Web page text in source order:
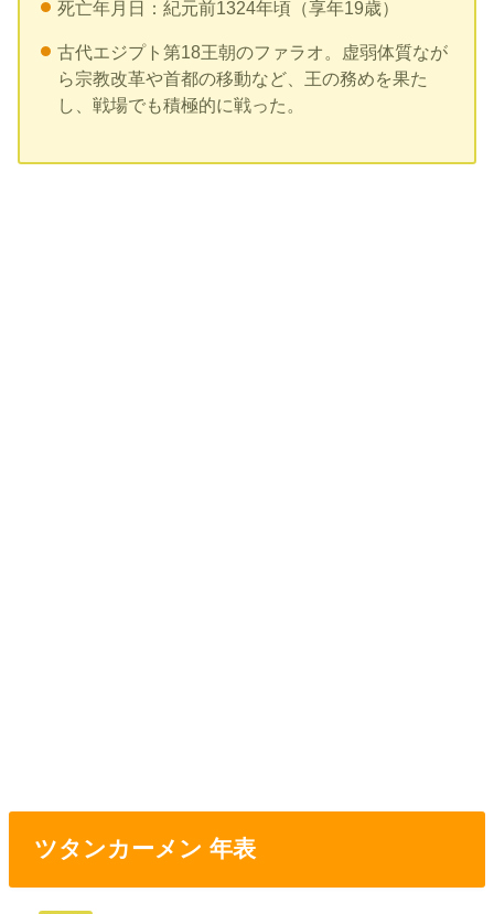
死亡年月日：紀元前1324年頃（享年19歳）
古代エジプト第18王朝のファラオ。虚弱体質なが
ら宗教改革や首都の移動など、王の務めを果た
し、戦場でも積極的に戦った。
ツタンカーメン 年表